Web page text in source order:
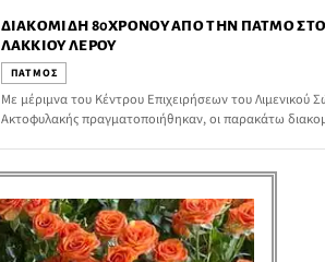
ΔΙΑΚΟΜΙΔΉ 80ΧΡΟΝΟΥ ΑΠΌ ΤΗΝ ΠΆΤΜΟ
ΛΑΚΚΊΟΥ ΛΈΡΟΥ
ΠΑΤΜΟΣ
Με μέριμνα του Κέντρου Επιχειρήσεων του Λιμενικού
Ακτοφυλακής πραγματοποιήθηκαν, οι παρακάτω